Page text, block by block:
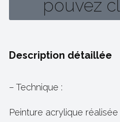
pouvez
Description détaillée
– Technique :
Peinture acrylique